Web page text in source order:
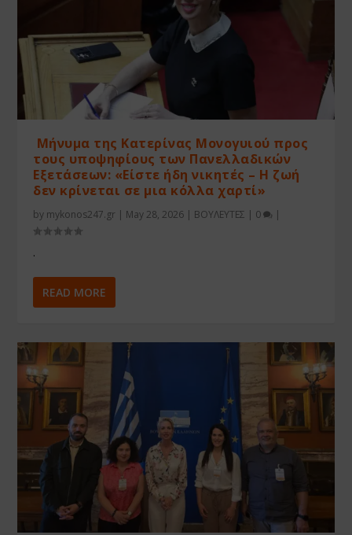
Μήνυμα της Κατερίνας Μονογυιού προς
τους υποψηφίους των Πανελλαδικών
Εξετάσεων: «Είστε ήδη νικητές – Η ζωή
δεν κρίνεται σε μια κόλλα χαρτί»
by mykonos247.gr | May 28, 2026 | ΒΟΥΛΕΥΤΕΣ | 0 |
.
READ MORE